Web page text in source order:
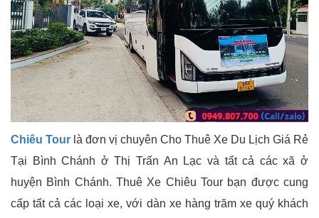
Chiêu Tour là đơn vị chuyên Cho Thuê Xe Du Lịch Giá Rẻ
Tại Bình Chánh ở Thị Trấn An Lạc và tất cả các xã ở
huyện Bình Chánh. Thuê Xe Chiêu Tour bạn được cung
cấp tất cả các loại xe, với dàn xe hàng trăm xe quý khách